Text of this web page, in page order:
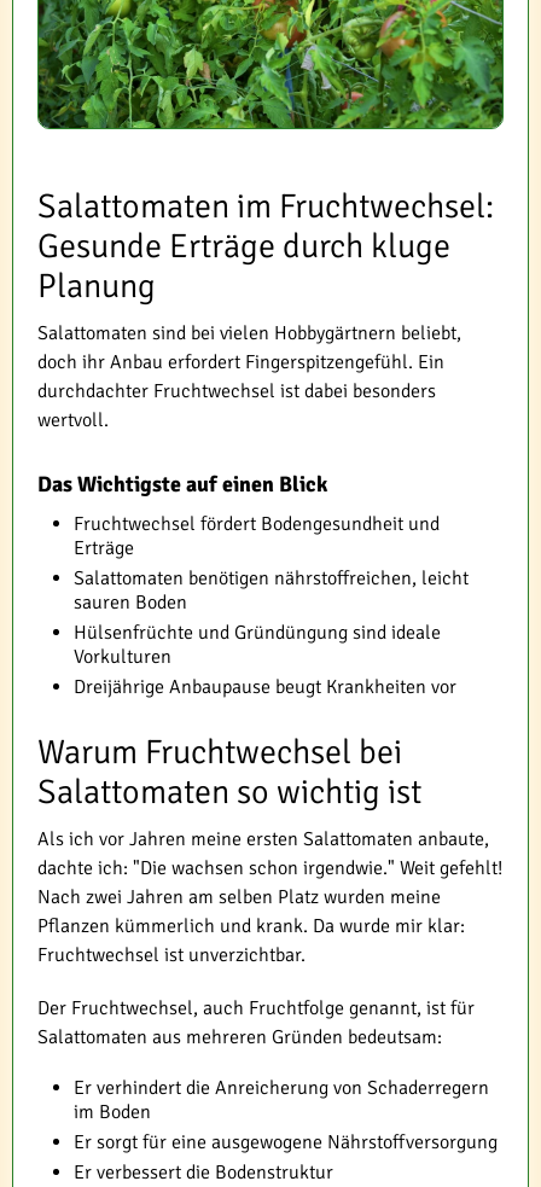
Salattomaten im Fruchtwechsel:
Gesunde Erträge durch kluge
Planung
Salattomaten sind bei vielen Hobbygärtnern beliebt,
doch ihr Anbau erfordert Fingerspitzengefühl. Ein
durchdachter Fruchtwechsel ist dabei besonders
wertvoll.
Das Wichtigste auf einen Blick
Fruchtwechsel fördert Bodengesundheit und
Erträge
Salattomaten benötigen nährstoffreichen, leicht
sauren Boden
Hülsenfrüchte und Gründüngung sind ideale
Vorkulturen
Dreijährige Anbaupause beugt Krankheiten vor
Warum Fruchtwechsel bei
Salattomaten so wichtig ist
Als ich vor Jahren meine ersten Salattomaten anbaute,
dachte ich: "Die wachsen schon irgendwie." Weit gefehlt!
Nach zwei Jahren am selben Platz wurden meine
Pflanzen kümmerlich und krank. Da wurde mir klar:
Fruchtwechsel ist unverzichtbar.
Der Fruchtwechsel, auch Fruchtfolge genannt, ist für
Salattomaten aus mehreren Gründen bedeutsam:
Er verhindert die Anreicherung von Schaderregern
im Boden
Er sorgt für eine ausgewogene Nährstoffversorgung
Er verbessert die Bodenstruktur